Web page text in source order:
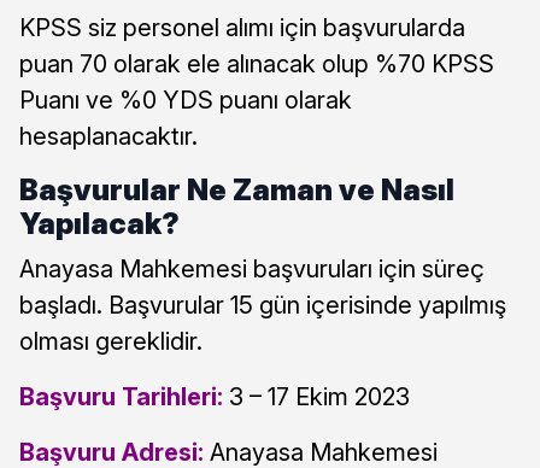
KPSS siz personel alımı için başvurularda
puan 70 olarak ele alınacak olup %70 KPSS
Puanı ve %0 YDS puanı olarak
hesaplanacaktır.
Başvurular Ne Zaman ve Nasıl
Yapılacak?
Anayasa Mahkemesi başvuruları için süreç
başladı. Başvurular 15 gün içerisinde yapılmış
olması gereklidir.
Başvuru Tarihleri: 3 – 17 Ekim 2023
Başvuru Adresi: Anayasa Mahkemesi